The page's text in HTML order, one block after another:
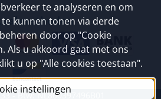
- Btw: NL800397496B01
te analyseren en om
kunnen tonen via derde
door op "Cookie
Als u akkoord gaat met ons
u op "Alle cookies toestaan".
instellingen